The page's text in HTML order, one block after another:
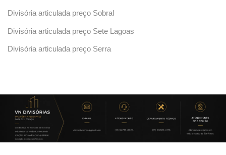
Divisória articulada preço Sobral
Divisória articulada preço Sete Lagoas
Divisória articulada preço Serra